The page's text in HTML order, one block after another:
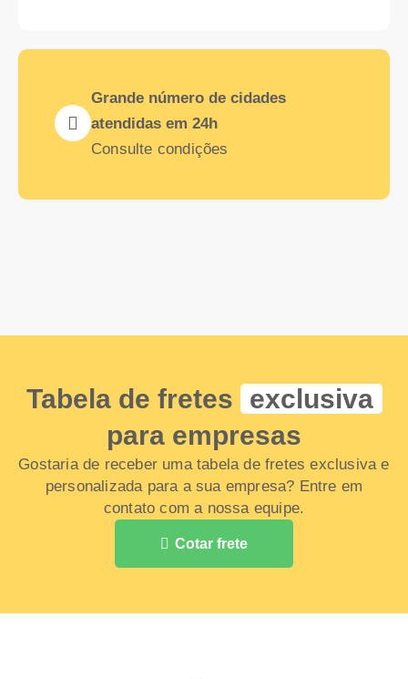
Grande número de cidades
atendidas em 24h
Consulte condições
Tabela de fretes
exclusiva
para empresas
Gostaria de receber uma tabela de fretes exclusiva e
personalizada para a sua empresa? Entre em
contato com a nossa equipe.
Cotar frete